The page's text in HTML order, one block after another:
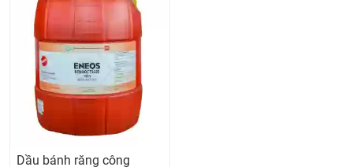
Dầu bánh răng công